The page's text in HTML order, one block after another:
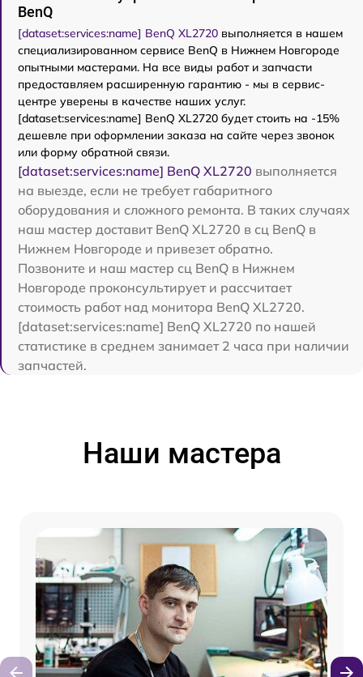
BenQ
[dataset:services:name] BenQ XL2720 выполняется в нашем
специализированном сервисе BenQ в Нижнем Новгороде
опытными мастерами. На все виды работ и запчасти
предоставляем расширенную гарантию - мы в сервис-
центре уверены в качестве наших услуг.
[dataset:services:name] BenQ XL2720 будет стоить на -15%
дешевле при оформлении заказа на сайте через звонок
или форму обратной связи.
[dataset:services:name] BenQ XL2720 выполняется
на выезде, если не требует габаритного
оборудования и сложного ремонта. В таких случаях
наш мастер доставит BenQ XL2720 в сц BenQ в
Нижнем Новгороде и привезет обратно.
Позвоните и наш мастер сц BenQ в Нижнем
Новгороде проконсультирует и рассчитает
стоимость работ над монитора BenQ XL2720.
[dataset:services:name] BenQ XL2720 по нашей
статистике в среднем занимает 2 часа при наличии
запчастей.
Наши мастера